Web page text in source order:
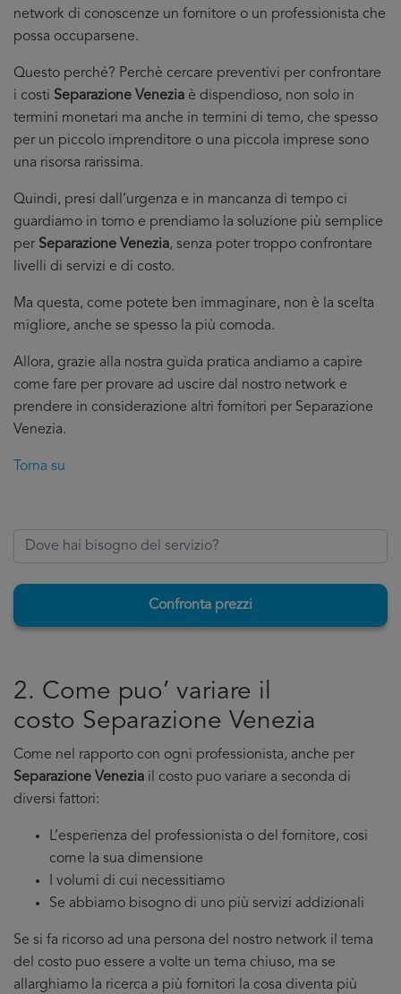
network di conoscenze un fornitore o un professionista che
possa occuparsene.
Questo perché? Perchè cercare preventivi per confrontare
i costi Separazione Venezia è dispendioso, non solo in
termini monetari ma anche in termini di temo, che spesso
per un piccolo imprenditore o una piccola imprese sono
una risorsa rarissima.
Quindi, presi dall’urgenza e in mancanza di tempo ci
guardiamo in torno e prendiamo la soluzione più semplice
per Separazione Venezia, senza poter troppo confrontare
livelli di servizi e di costo.
Ma questa, come potete ben immaginare, non è la scelta
migliore, anche se spesso la più comoda.
Allora, grazie alla nostra guida pratica andiamo a capire
come fare per provare ad uscire dal nostro network e
prendere in considerazione altri fornitori per Separazione
Venezia.
Torna su
Confronta prezzi
2. Come puo’ variare il
costo Separazione Venezia
Come nel rapporto con ogni professionista, anche per
Separazione Venezia il costo puo variare a seconda di
diversi fattori:
L’esperienza del professionista o del fornitore, cosi
come la sua dimensione
I volumi di cui necessitiamo
Se abbiamo bisogno di uno più servizi addizionali
Se si fa ricorso ad una persona del nostro network il tema
del costo puo essere a volte un tema chiuso, ma se
allarghiamo la ricerca a più fornitori la cosa diventa più